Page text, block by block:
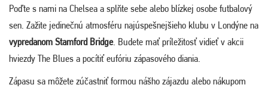
Poďte s nami na Chelsea a splňte sebe alebo blízkej osobe futbalový
sen. Zažite jedinečnú atmosféru najúspešnejšieho klubu v Londýne na
vypredanom Stamford Bridge. Budete mať príležitosť vidieť v akcii
hviezdy The Blues a pocítiť eufóriu zápasového diania.
Zápasu sa môžete zúčastniť formou nášho zájazdu alebo nákupom